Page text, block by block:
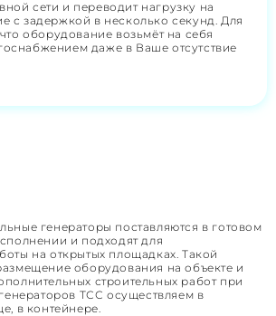
сети и переводит нагрузку на
с задержкой в несколько секунд. Для
оборудование возьмёт на себя
даже в Ваше отсутствие
генераторы поставляются в готовом
и подходят для
на открытых площадках. Такой
оборудования на объекте и
строительных работ при
ТСС осуществляем в
в контейнере.